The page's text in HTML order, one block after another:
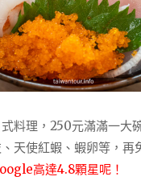
料理，250元滿滿一大
天使紅蝦、蝦卵等，再
高達4.8顆星呢！